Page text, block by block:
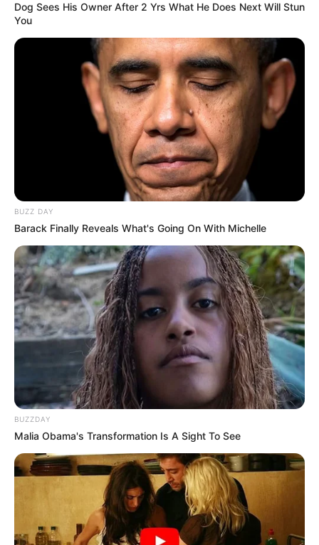
Dog Sees His Owner After 2 Yrs What He Does Next Will Stun
You
BUZZ DAY
Barack Finally Reveals What's Going On With Michelle
BUZZDAY
Malia Obama's Transformation Is A Sight To See